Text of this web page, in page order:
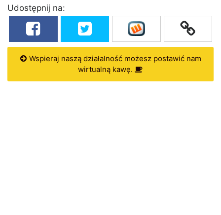
Udostępnij na:
Wspieraj naszą działalność możesz postawić nam
wirtualną kawę.